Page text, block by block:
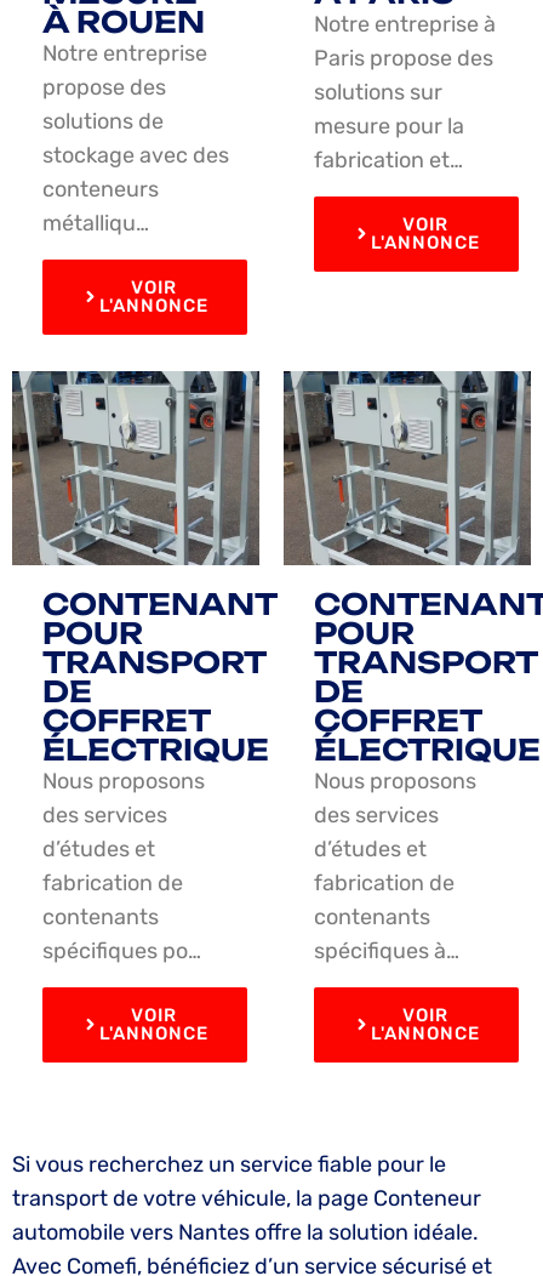
À ROUEN
Notre entreprise
propose des
solutions de
stockage avec des
conteneurs
métalliqu…
VOIR
L'ANNONCE
Notre entreprise à
Paris propose des
solutions sur
mesure pour la
fabrication et…
VOIR
L'ANNONCE
CONTENANT
POUR
TRANSPORT
DE
COFFRET
ÉLECTRIQUE
Nous proposons
des services
d’études et
fabrication de
contenants
spécifiques po…
VOIR
L'ANNONCE
POUR
TRANSPORT
DE
COFFRET
ÉLECTRIQUE
Nous proposons
des services
d’études et
fabrication de
contenants
spécifiques à…
VOIR
L'ANNONCE
Si vous recherchez un service fiable pour le
transport de votre véhicule, la page Conteneur
automobile vers Nantes offre la solution idéale.
Avec Comefi, bénéficiez d’un service sécurisé et